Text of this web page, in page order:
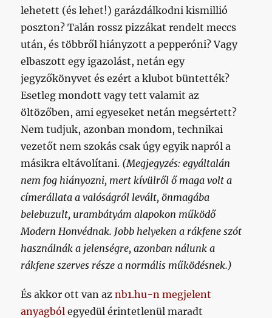
lehetett (és lehet!) garázdálkodni kismillió
poszton? Talán rossz pizzákat rendelt meccs
után, és többről hiányzott a pepperóni? Vagy
elbaszott egy igazolást, netán egy
jegyzőkönyvet és ezért a klubot büntették?
Esetleg mondott vagy tett valamit az
öltözőben, ami egyeseket netán megsértett?
Nem tudjuk, azonban mondom, technikai
vezetőt nem szokás csak úgy egyik napról a
másikra eltávolítani. (Megjegyzés: egyáltalán
nem fog hiányozni, mert kívülről ő maga volt a
címerállata a valóságról levált, önmagába
belebuzult, urambátyám alapokon működő
Modern Honvédnak. Jobb helyeken a rákfene szót
használnák a jelenségre, azonban nálunk a
rákfene szerves része a normális működésnek.)
És akkor ott van aznb1.hu-n megjelent
anyagból egyedül érintetlenül maradt